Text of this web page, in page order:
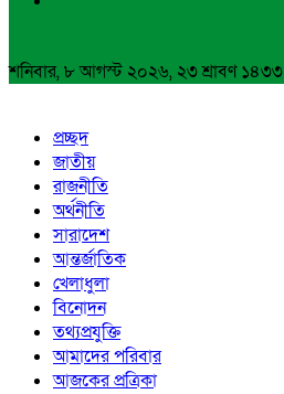
শনিবার, ৮ আগস্ট ২০২৬, ২৩ শ্রাবণ ১৪৩৩
প্রচ্ছদ
জাতীয়
রাজনীতি
অর্থনীতি
সারাদেশ
আন্তর্জাতিক
খেলাধুলা
বিনোদন
তথ্যপ্রযুক্তি
আমাদের পরিবার
আজকের প্রত্রিকা